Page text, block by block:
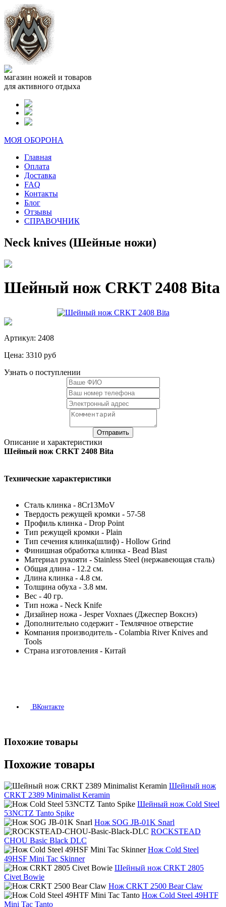
магазин ножей и товаров
для активного отдыха
МОЯ ОБОРОНА
Главная
Оплата
Доставка
FAQ
Контакты
Блог
Отзывы
СПРАВОЧНИК
Neck knives (Шейные ножи)
Шейный нож CRKT 2408 Bita
Артикул: 2408
Цена: 3310 руб
Узнать о поступлении
Описание и характеристики
Шейный нож CRKT 2408 Bita
Технические характеристики
Сталь клинка - 8Cr13MoV
Твердость режущей кромки - 57-58
Профиль клинка - Drop Point
Тип режущей кромки - Plain
Тип сечения клинка(шлиф) - Hollow Grind
Финишная обработка клинка - Bead Blast
Материал рукояти - Stainless Steel (нержавеющая сталь)
Общая длина - 12.2 см.
Длина клинка - 4.8 см.
Толщина обуха - 3.8 мм.
Вес - 40 гр.
Тип ножа - Neck Knife
Дизайнер ножа - Jesper Voxnaes (Джеспер Вокснэ)
Дополнительно содержит - Темлячное отверстие
Компания производитель - Colambia River Knives and
Tools
Страна изготовления - Китай
ВКонтакте
Похожие товары
Похожие товары
Шейный нож
CRKT 2389 Minimalist Keramin
Шейный нож Cold Steel
53NCTZ Tanto Spike
Нож SOG JB-01K Snarl
ROCKSTEAD
CHOU Basic Black DLC
Нож Cold Steel
49HSF Mini Tac Skinner
Шейный нож CRKT 2805
Civet Bowie
Нож CRKT 2500 Bear Claw
Нож Cold Steel 49HTF
Mini Tac Tanto